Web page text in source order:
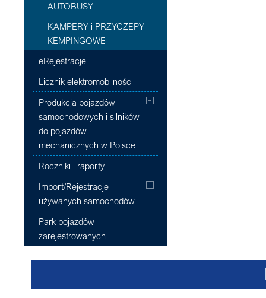
AUTOBUSY
KAMPERY i PRZYCZEPY
KEMPINGOWE
eRejestracje
Licznik elektromobilności
Produkcja pojazdów
samochodowych i silników
do pojazdów
mechanicznych w Polsce
Roczniki i raporty
Import/Rejestracje
używanych samochodów
Park pojazdów
zarejestrowanych